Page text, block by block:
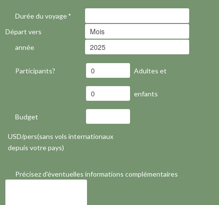
Durée du voyage*
Départ vers
année
Participants? Adultes et
enfants
Budget
USD/pers(sans vols internationaux
depuis votre pays)
Précisez d'éventuelles informations complémentaires